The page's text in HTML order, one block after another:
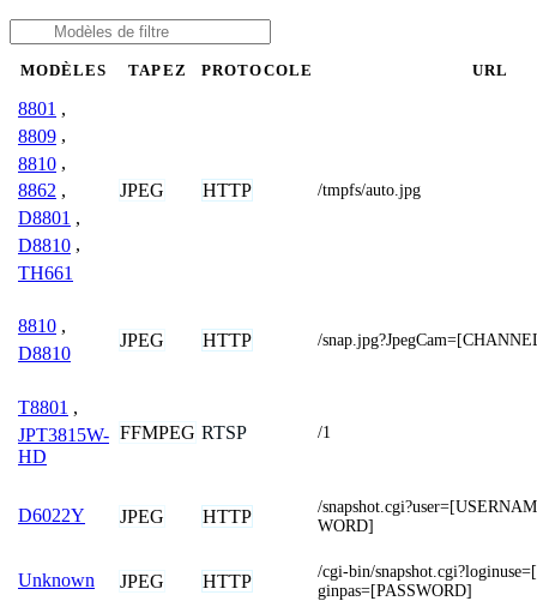
MODÈLES TAPEZ PROTOCOLE URL
8801 ,
8809 ,
8810 ,
8862 ,
D8801 ,
D8810 ,
TH661
JPEG HTTP /tmpfs/auto.jpg
8810 ,
D8810
JPEG HTTP /
T8801 ,
JPT3815W-
HD
FFMPEG RTSP /1
D6022Y JPEG HTTP
/
WORD]
Unknown JPEG HTTP
/cgi-bin/
ginpas=[PASSWORD]